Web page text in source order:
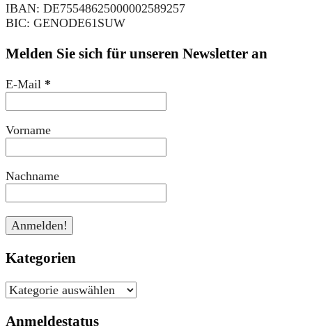
IBAN: DE75548625000002589257
BIC: GENODE61SUW
Melden Sie sich für unseren Newsletter an
E-Mail *
Vorname
Nachname
Kategorien
Kategorien
Anmeldestatus